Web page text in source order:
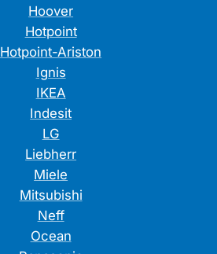
Hoover
Hotpoint
Hotpoint-Ariston
Ignis
IKEA
Indesit
LG
Liebherr
Miele
Mitsubishi
Neff
Ocean